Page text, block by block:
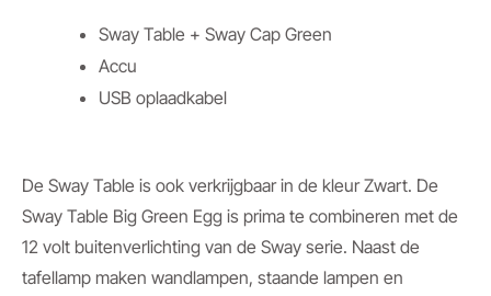
Sway Table + Sway Cap Green
Accu
USB oplaadkabel
De Sway Table is ook verkrijgbaar in de kleur Zwart. De
Sway Table Big Green Egg is prima te combineren met de
12 volt buitenverlichting van de Sway serie. Naast de
tafellamp maken wandlampen, staande lampen en